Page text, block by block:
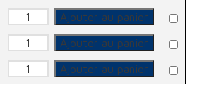
Bouchon
quantité
de
Bouchon
Ajouter au panier
quantité
de
Bouchon
Ajouter au panier
quantité
de
Bouchon
Ajouter au panier